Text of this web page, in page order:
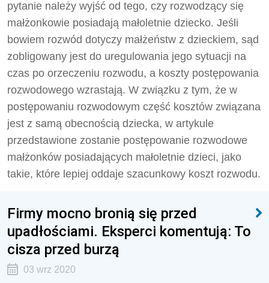
pytanie należy wyjść od tego, czy rozwodzący się
małżonkowie posiadają małoletnie dziecko. Jeśli
bowiem rozwód dotyczy małżeństw z dzieckiem, sąd
zobligowany jest do uregulowania jego sytuacji na
czas po orzeczeniu rozwodu, a koszty postępowania
rozwodowego wzrastają. W związku z tym, że w
postępowaniu rozwodowym część kosztów związana
jest z samą obecnością dziecka, w artykule
przedstawione zostanie postępowanie rozwodowe
małżonków posiadających małoletnie dzieci, jako
takie, które lepiej oddaje szacunkowy koszt rozwodu.
Firmy mocno bronią się przed
upadłościami. Eksperci komentują: To
cisza przed burzą
03 wrz 2020